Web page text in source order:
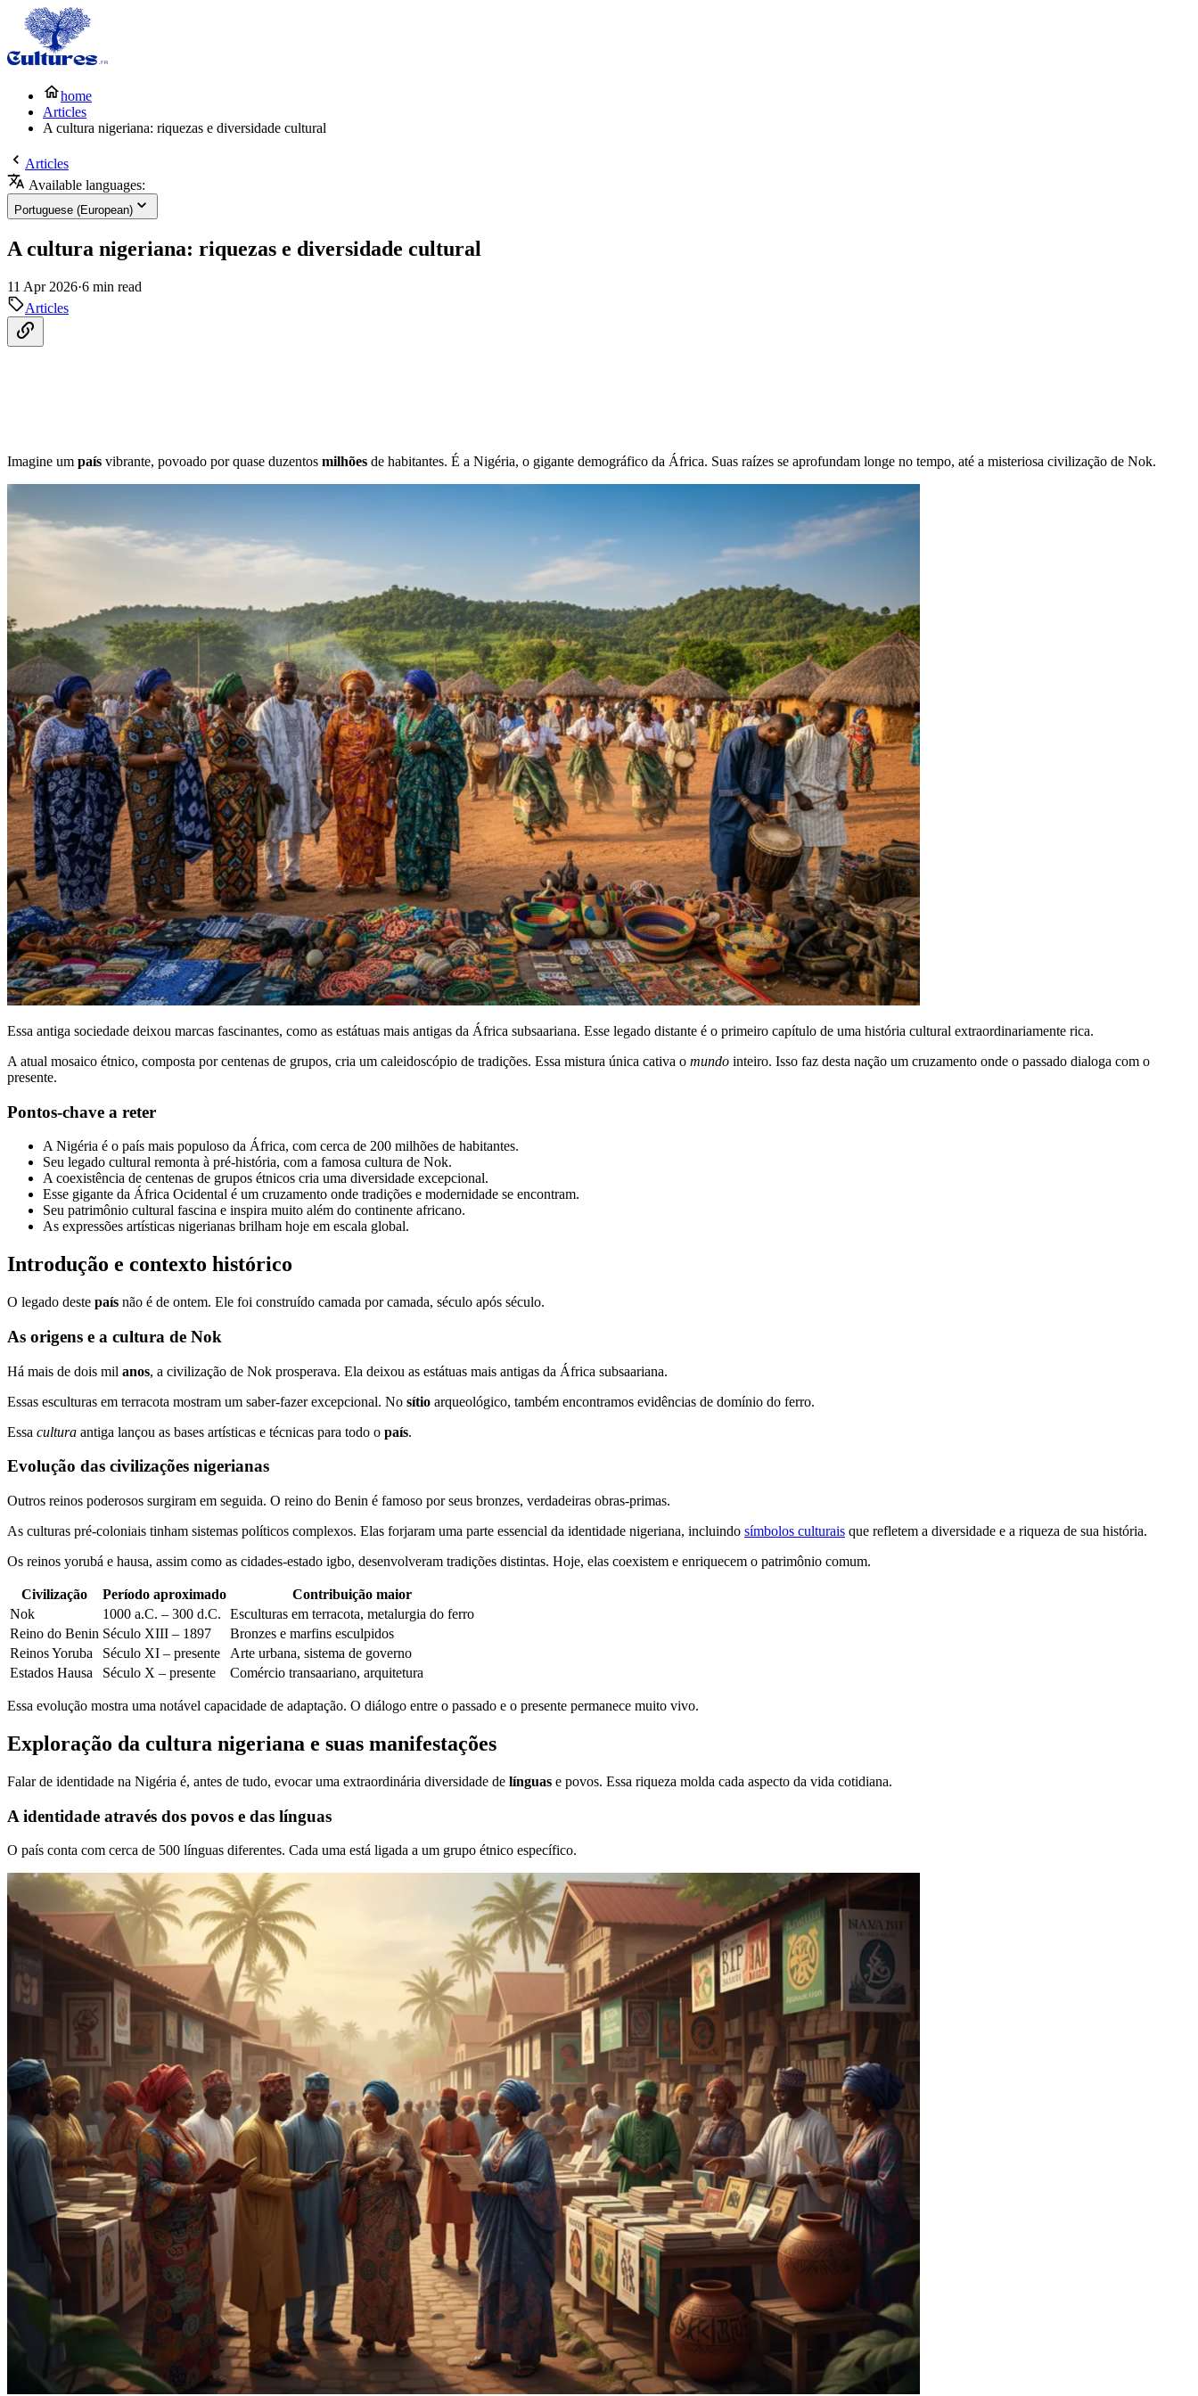
home
Articles
A cultura nigeriana: riquezas e diversidade cultural
Articles
Available languages:
Portuguese (European)
A cultura nigeriana: riquezas e diversidade cultural
11 Apr 2026·6 min read
Articles
Imagine um país vibrante, povoado por quase duzentos milhões de habitantes. É a Nigéria, o gigante demográfico da África. Suas raízes se aprofundam longe no tempo, até a misteriosa civilização de Nok.
Essa antiga sociedade deixou marcas fascinantes, como as estátuas mais antigas da África subsaariana. Esse legado distante é o primeiro capítulo de uma história cultural extraordinariamente rica.
A atual mosaico étnico, composta por centenas de grupos, cria um caleidoscópio de tradições. Essa mistura única cativa o mundo inteiro. Isso faz desta nação um cruzamento onde o passado dialoga com o
presente.
Pontos-chave a reter
A Nigéria é o país mais populoso da África, com cerca de 200 milhões de habitantes.
Seu legado cultural remonta à pré-história, com a famosa cultura de Nok.
A coexistência de centenas de grupos étnicos cria uma diversidade excepcional.
Esse gigante da África Ocidental é um cruzamento onde tradições e modernidade se encontram.
Seu patrimônio cultural fascina e inspira muito além do continente africano.
As expressões artísticas nigerianas brilham hoje em escala global.
Introdução e contexto histórico
O legado deste país não é de ontem. Ele foi construído camada por camada, século após século.
As origens e a cultura de Nok
Há mais de dois mil anos, a civilização de Nok prosperava. Ela deixou as estátuas mais antigas da África subsaariana.
Essas esculturas em terracota mostram um saber-fazer excepcional. No sítio arqueológico, também encontramos evidências de domínio do ferro.
Essa cultura antiga lançou as bases artísticas e técnicas para todo o país.
Evolução das civilizações nigerianas
Outros reinos poderosos surgiram em seguida. O reino do Benin é famoso por seus bronzes, verdadeiras obras-primas.
As culturas pré-coloniais tinham sistemas políticos complexos. Elas forjaram uma parte essencial da identidade nigeriana, incluindo símbolos culturais que refletem a diversidade e a riqueza de sua história.
Os reinos yorubá e hausa, assim como as cidades-estado igbo, desenvolveram tradições distintas. Hoje, elas coexistem e enriquecem o patrimônio comum.
Civilização Período aproximado
Contribuição maior
Nok
1000 a.C. – 300 d.C.
Esculturas em terracota, metalurgia do ferro
Reino do Benin Século XIII – 1897
Bronzes e marfins esculpidos
Reinos Yoruba
Século XI – presente
Arte urbana, sistema de governo
Estados Hausa
Século X – presente Comércio transaariano, arquitetura
Essa evolução mostra uma notável capacidade de adaptação. O diálogo entre o passado e o presente permanece muito vivo.
Exploração da cultura nigeriana e suas manifestações
Falar de identidade na Nigéria é, antes de tudo, evocar uma extraordinária diversidade de línguas e povos. Essa riqueza molda cada aspecto da vida cotidiana.
A identidade através dos povos e das línguas
O país conta com cerca de 500 línguas diferentes. Cada uma está ligada a um grupo étnico específico.